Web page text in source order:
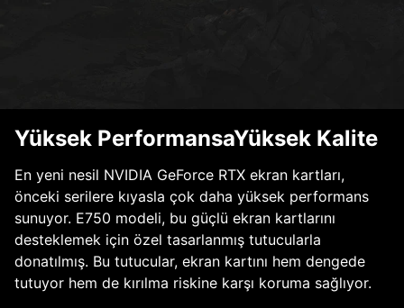
Yüksek PerformansaYüksek Kalite
En yeni nesil NVIDIA GeForce RTX ekran kartları,
önceki serilere kıyasla çok daha yüksek performans
sunuyor. E750 modeli, bu güçlü ekran kartlarını
desteklemek için özel tasarlanmış tutucularla
donatılmış. Bu tutucular, ekran kartını hem dengede
tutuyor hem de kırılma riskine karşı koruma sağlıyor.